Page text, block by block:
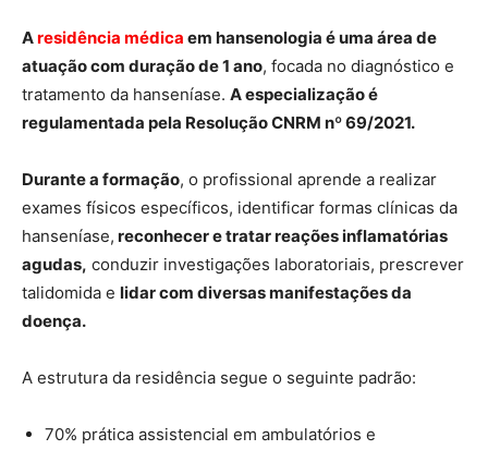
Aresidência médica em hansenologia é uma área de
atuação com duração de 1 ano, focada no diagnóstico e
tratamento da hanseníase. A especialização é
regulamentada pela Resolução CNRM nº 69/2021.
Durante a formação, o profissional aprende a realizar
exames físicos específicos, identificar formas clínicas da
hanseníase, reconhecer e tratar reações inflamatórias
agudas, conduzir investigações laboratoriais, prescrever
talidomida e lidar com diversas manifestações da
doença.
A estrutura da residência segue o seguinte padrão:
70% prática assistencial em ambulatórios e